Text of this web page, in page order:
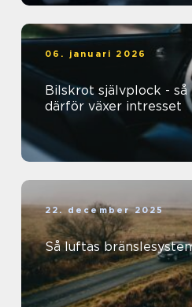
06. januari 2026
Bilskrot självplock -
därför växer intresset
22. december 2025
Så luftas